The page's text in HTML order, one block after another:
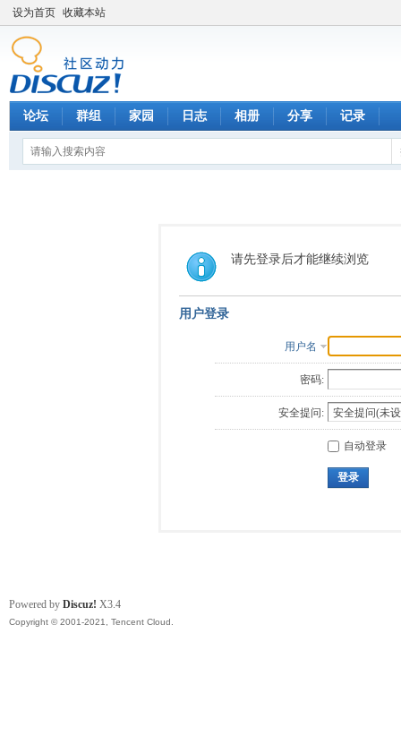
设为首页 收藏本站
论坛 群组 家园 日志 相册 分享 记录
请先登录后才能继续浏览
用户登录
用户名
密码:
安全提问:
自动登录
登录
Powered by Discuz! X3.4
Copyright © 2001-2021, Tencent Cloud.